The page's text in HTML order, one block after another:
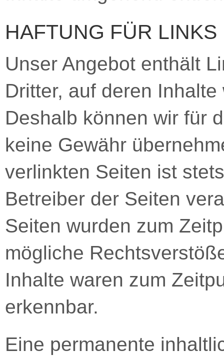
HAFTUNG FÜR LINKS
Unser Angebot enthält
Dritter, auf deren
Deshalb können wir für
keine Gewähr
verlinkten Seiten ist
Betreiber der Seiten
Seiten wurden zum
mögliche
Inhalte waren zum
erkennbar.
Eine permanente